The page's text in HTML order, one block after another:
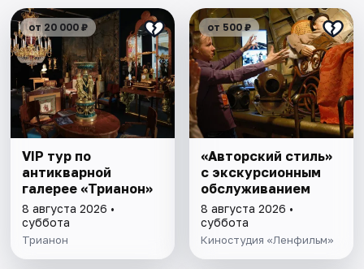
от 20 000 ₽
VIP тур по
антикварной
галерее «Трианон»
8 августа 2026 •
суббота
Трианон
от 500 ₽
«Авторский стиль»
с экскурсионным
обслуживанием
8 августа 2026 •
суббота
Киностудия «Ленфильм»